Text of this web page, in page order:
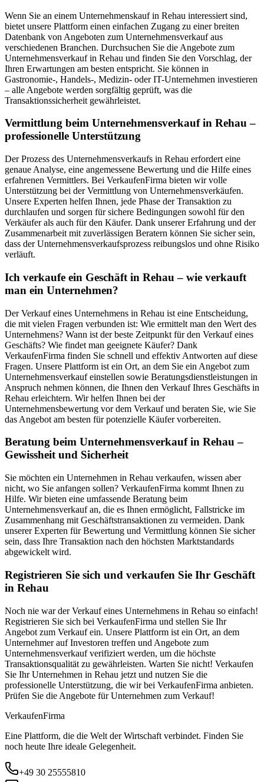
Wenn Sie an einem Unternehmenskauf in Rehau interessiert sind,
bietet unsere Plattform einen einfachen Zugang zu einer breiten
Datenbank von Angeboten zum Unternehmensverkauf aus
verschiedenen Branchen. Durchsuchen Sie die Angebote zum
Unternehmensverkauf in Rehau und finden Sie den Vorschlag, der
Ihren Erwartungen am besten entspricht. Sie können in
Gastronomie-, Handels-, Medizin- oder IT-Unternehmen investieren
– alle Angebote werden sorgfältig geprüft, was die
Transaktionssicherheit gewährleistet.
Vermittlung beim Unternehmensverkauf in Rehau –
professionelle Unterstützung
Der Prozess des Unternehmensverkaufs in Rehau erfordert eine
genaue Analyse, eine angemessene Bewertung und die Hilfe eines
erfahrenen Vermittlers. Bei VerkaufenFirma bieten wir volle
Unterstützung bei der Vermittlung von Unternehmensverkäufen.
Unsere Experten helfen Ihnen, jede Phase der Transaktion zu
durchlaufen und sorgen für sichere Bedingungen sowohl für den
Verkäufer als auch für den Käufer. Dank unserer Erfahrung und der
Zusammenarbeit mit zuverlässigen Beratern können Sie sicher sein,
dass der Unternehmensverkaufsprozess reibungslos und ohne Risiko
verläuft.
Ich verkaufe ein Geschäft in Rehau – wie verkauft
man ein Unternehmen?
Der Verkauf eines Unternehmens in Rehau ist eine Entscheidung,
die mit vielen Fragen verbunden ist: Wie ermittelt man den Wert des
Unternehmens? Wann ist der beste Zeitpunkt für den Verkauf eines
Geschäfts? Wie findet man geeignete Käufer? Dank
VerkaufenFirma finden Sie schnell und effektiv Antworten auf diese
Fragen. Unsere Plattform ist ein Ort, an dem Sie ein Angebot zum
Unternehmensverkauf einstellen sowie Beratungsdienstleistungen in
Anspruch nehmen können, die Ihnen den Verkauf Ihres Geschäfts in
Rehau erleichtern. Wir helfen Ihnen bei der
Unternehmensbewertung vor dem Verkauf und beraten Sie, wie Sie
das Angebot am besten für potenzielle Käufer vorbereiten.
Beratung beim Unternehmensverkauf in Rehau –
Gewissheit und Sicherheit
Sie möchten ein Unternehmen in Rehau verkaufen, wissen aber
nicht, wo Sie anfangen sollen? VerkaufenFirma kommt Ihnen zu
Hilfe. Wir bieten eine umfassende Beratung beim
Unternehmensverkauf an, die es Ihnen ermöglicht, Fallstricke im
Zusammenhang mit Geschäftstransaktionen zu vermeiden. Dank
unserer Experten für Bewertung und Vermittlung können Sie sicher
sein, dass Ihre Transaktion nach den höchsten Marktstandards
abgewickelt wird.
Registrieren Sie sich und verkaufen Sie Ihr Geschäft
in Rehau
Noch nie war der Verkauf eines Unternehmens in Rehau so einfach!
Registrieren Sie sich bei VerkaufenFirma und stellen Sie Ihr
Angebot zum Verkauf ein. Unsere Plattform ist ein Ort, an dem
Unternehmer auf Investoren treffen und Angebote zum
Unternehmensverkauf verifiziert werden, um die höchste
Transaktionsqualität zu gewährleisten. Warten Sie nicht! Verkaufen
Sie Ihr Unternehmen in Rehau jetzt und nutzen Sie die
professionelle Unterstützung, die wir bei VerkaufenFirma anbieten.
Prüfen Sie die Angebote für Unternehmen zum Verkauf!
VerkaufenFirma
Eine Plattform, die die Welt der Wirtschaft verbindet. Finden Sie
noch heute Ihre ideale Gelegenheit.
+49 30 25555810